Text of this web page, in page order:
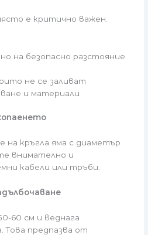
е критично важен.
на безопасно разстояние
не се заливат
и материали
на кръгла яма с диаметър
внимателно и
кабели или тръби.
60 см и веднага
Това предпазва от